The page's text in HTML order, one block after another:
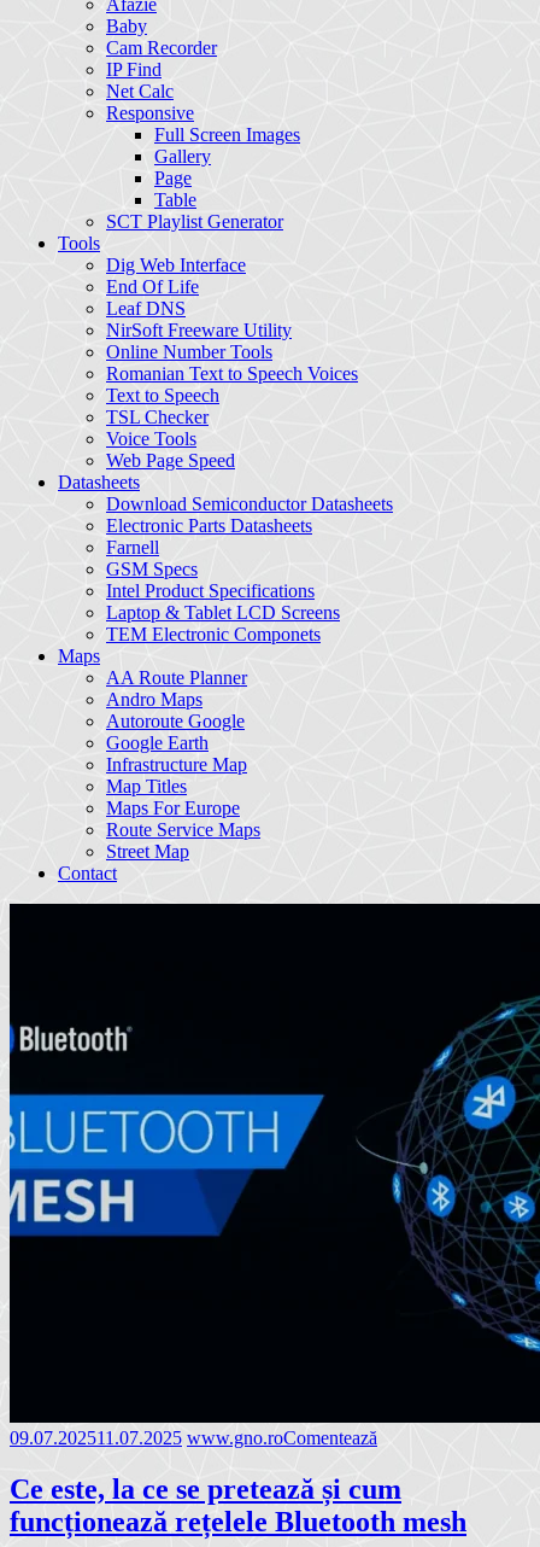
Afazie
Baby
Cam Recorder
IP Find
Net Calc
Responsive
Full Screen Images
Gallery
Page
Table
SCT Playlist Generator
Tools
Dig Web Interface
End Of Life
Leaf DNS
NirSoft Freeware Utility
Online Number Tools
Romanian Text to Speech Voices
Text to Speech
TSL Checker
Voice Tools
Web Page Speed
Datasheets
Download Semiconductor Datasheets
Electronic Parts Datasheets
Farnell
GSM Specs
Intel Product Specifications
Laptop & Tablet LCD Screens
TEM Electronic Componets
Maps
AA Route Planner
Andro Maps
Autoroute Google
Google Earth
Infrastructure Map
Map Titles
Maps For Europe
Route Service Maps
Street Map
Contact
09.07.202511.07.2025 www.gno.roComentează
Ce este, la ce se pretează și cum
funcționează rețelele Bluetooth mesh